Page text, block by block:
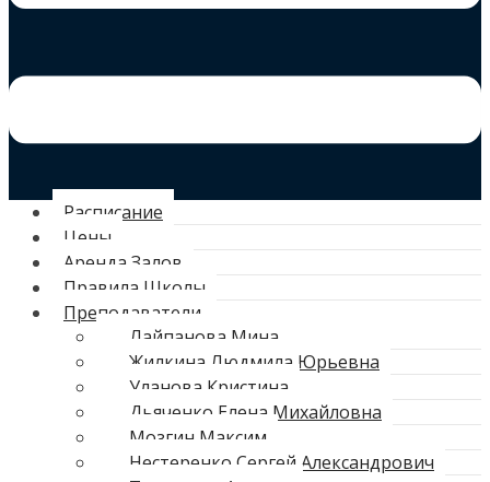
Расписание
Цены
Аренда Залов
Правила Школы
Преподаватели
Лайпанова Мина
Жилкина Людмила Юрьевна
Уланова Кристина
Дьяченко Елена Михайловна
Мозгин Максим
Нестеренко Сергей Александрович